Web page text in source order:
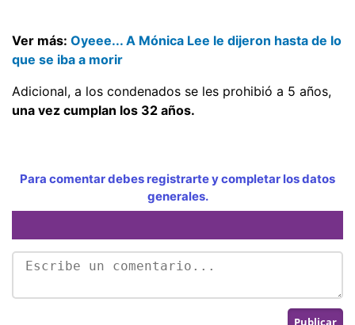
Ver más: Oyeee... A Mónica Lee le dijeron hasta de lo
que se iba a morir
Adicional, a los condenados se les prohibió a 5 años,
una vez cumplan los 32 años.
Para comentar debes registrarte y completar los datos
generales.